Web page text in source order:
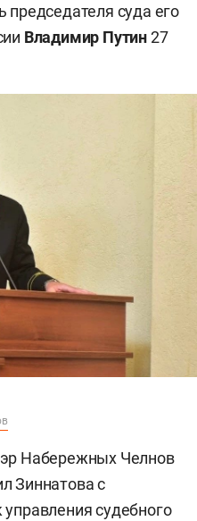
председателя суда его
Владимир Путин27
Набережных Челнов
Зиннатова с
судебного